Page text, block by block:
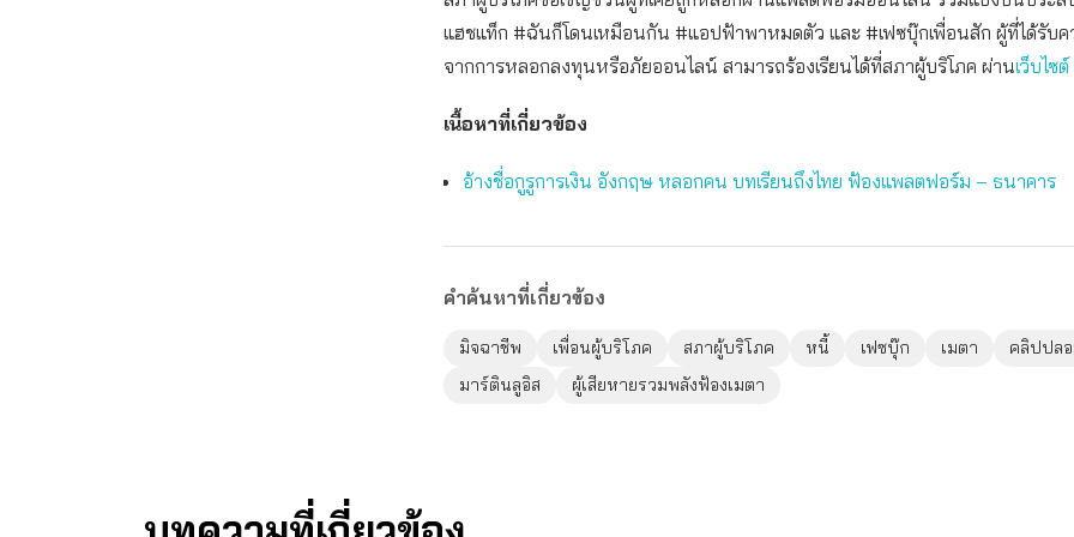
แฮชแท็ก #ฉันก็โดนเหมือนกัน #แอปฟ้าพาหมดตัว และ #เฟซบุ๊กเพื่อนสัก ผู้ที่ได้รับค
จากการหลอกลงทุนหรือภัยออนไลน์ สามารถร้องเรียนได้ที่สภาผู้บริโภค ผ่านเว็บไซ
เนื้อหาที่เกี่ยวข้อง
อ้างชื่อกูรูการเงิน อังกฤษ หลอกคน บทเรียนถึงไทย ฟ้องแพลตฟอร์ม – ธนาคาร
คำค้นหาที่เกี่ยวข้อง
มิจฉาชีพ เพื่อนผู้บริโภค สภาผู้บริโภค หนี้ เฟซบุ๊ก เมตา
คลิปปล
มาร์ตินลูอิส
ผู้เสียหายรวมพลังฟ้องเมตา